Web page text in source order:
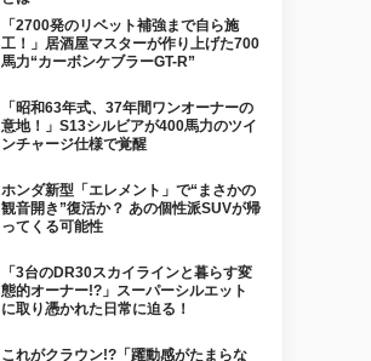
「2700発のリベット補強まで自ら施
工！」居酒屋マスターが作り上げた700
馬力“カーボンケブラーGT-R”
「昭和63年式、37年間ワンオーナーの
意地！」S13シルビアが400馬力のツイ
ンチャージ仕様で覚醒
ホンダ新型「エレメント」で“まさかの
観音開き”復活か？ あの個性派SUVが帰
ってくる可能性
「3台のDR30スカイラインと暮らす変
態的オーナー!?」スーパーシルエット
に取り憑かれた日常に迫る！
これがクラウン!?「躍動感がたまらな